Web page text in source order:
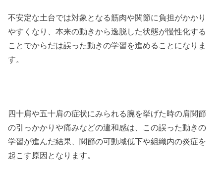
不安定な土台では対象となる筋肉や関節に負担がかかり
やすくなり、本来の動きから逸脱した状態が慢性化する
ことでからだは誤った動きの学習を進めることになりま
す。
四十肩や五十肩の症状にみられる腕を挙げた時の肩関節
の引っかかりや痛みなどの違和感は、この誤った動きの
学習が進んだ結果、関節の可動域低下や組織内の炎症を
起こす原因となります。